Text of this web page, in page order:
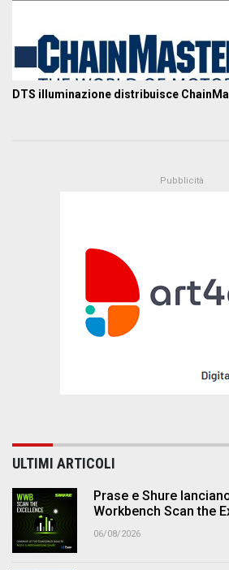
DTS illuminazione distribuisce
ULTIMI ARTICOLI
Prase e Shure
Workbench Scan the
06/08/2026